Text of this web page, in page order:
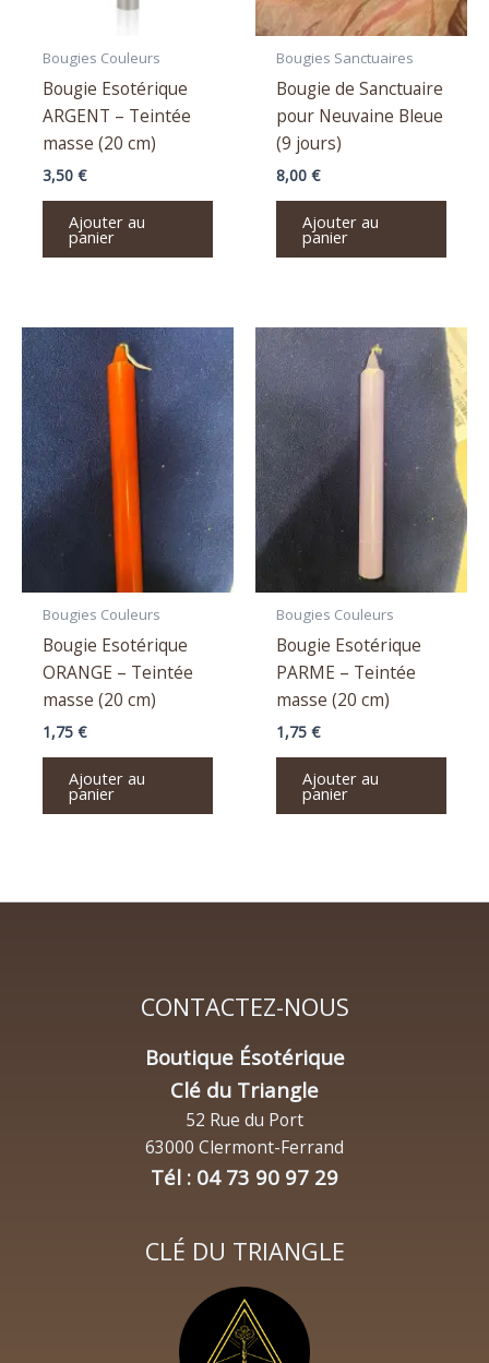
Bougies Couleurs
Bougie Esotérique
ARGENT – Teintée
masse (20 cm)
3,50 €
Ajouter au
panier
Bougies Sanctuaires
Bougie de Sanctuaire
pour Neuvaine Bleue
(9 jours)
8,00 €
Ajouter au
panier
Bougies Couleurs
Bougie Esotérique
ORANGE – Teintée
masse (20 cm)
1,75 €
Ajouter au
panier
Bougies Couleurs
Bougie Esotérique
PARME – Teintée
masse (20 cm)
1,75 €
Ajouter au
panier
CONTACTEZ-NOUS
Boutique Ésotérique
Clé du Triangle
52 Rue du Port
63000 Clermont-Ferrand
Tél : 04 73 90 97 29
CLÉ DU TRIANGLE